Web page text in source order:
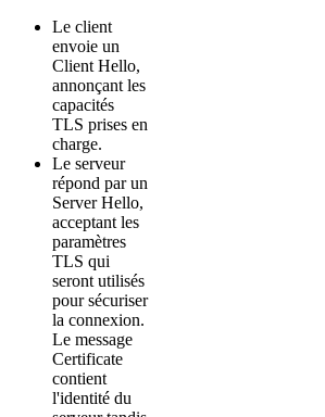
Le client
envoie un
Client Hello,
annonçant les
capacités
TLS prises en
charge.
Le serveur
répond par un
Server Hello,
acceptant les
paramètres
TLS qui
seront utilisés
pour sécuriser
la connexion.
Le message
Certificate
contient
l'identité du